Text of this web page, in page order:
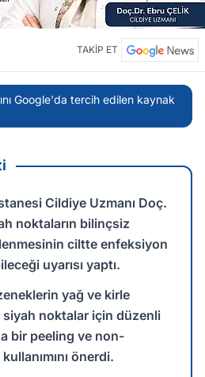
TAKİP ET
Google'da tercih edilen kaynak
Cildiye Uzmanı Doç.
noktaların bilinçsiz
ciltte enfeksiyon
uyarısı yaptı.
yağ ve kirle
siyah noktalar için düzenli
bir peeling ve non-
önerdi.